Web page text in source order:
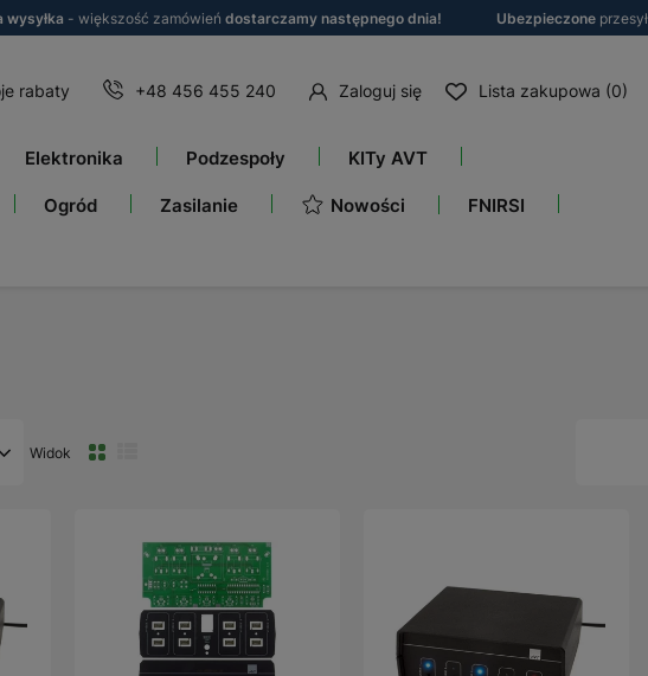
wysyłka - większość zamówień dostarczamy następnego dnia! Ubezpieczone
rabaty +48 456 455 240 Zaloguj się Lista zakupowa (0)
Elektronika Podzespoły KITy AVT
Ogród Zasilanie Nowości FNIRSI
Widok